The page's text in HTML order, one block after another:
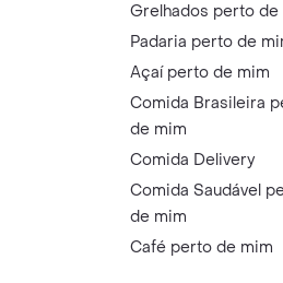
Grelhados perto de
Padaria perto de
Açaí perto de mim
Comida Brasileira
de mim
Comida Delivery
Comida Saudável
de mim
Café perto de mim